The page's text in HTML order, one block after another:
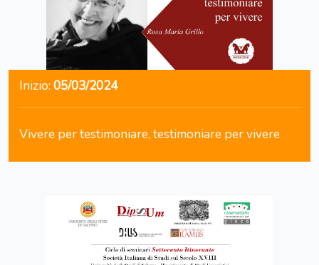
Inizio: 05/03/2024
Vivere per testimoniare, testimoniare per vivere